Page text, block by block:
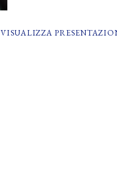
VISUALIZZA